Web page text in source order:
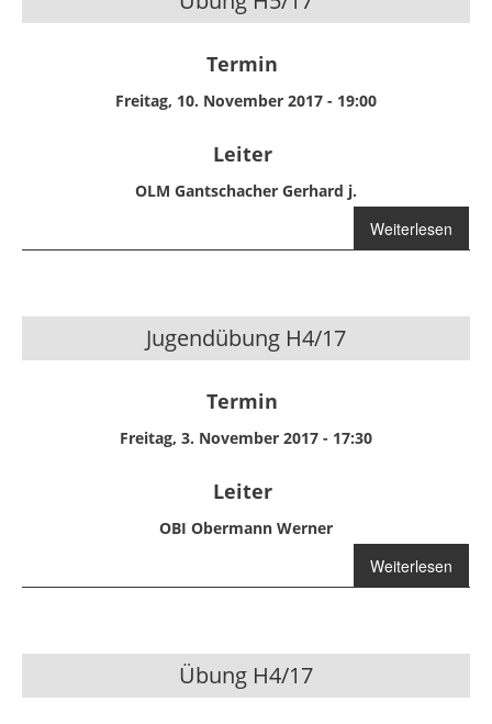
Termin
Freitag, 10. November 2017 - 19:00
Leiter
OLM Gantschacher Gerhard j.
Weiterlesen
über Übung
H5/17
Jugendübung H4/17
Termin
Freitag, 3. November 2017 - 17:30
Leiter
OBI Obermann Werner
Weiterlesen
über
Jugendübung
Übung H4/17